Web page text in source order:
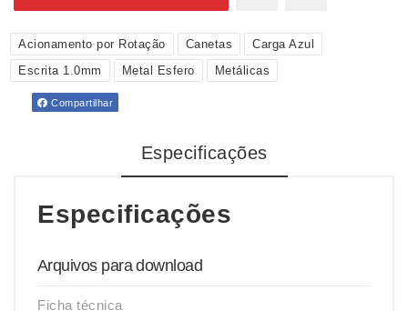
Acionamento por Rotação Canetas
Carga Azul
Escrita 1.0mm
Metal Esfero Metálicas
Compartilhar
Especificações
Especificações
Arquivos para download
Ficha técnica